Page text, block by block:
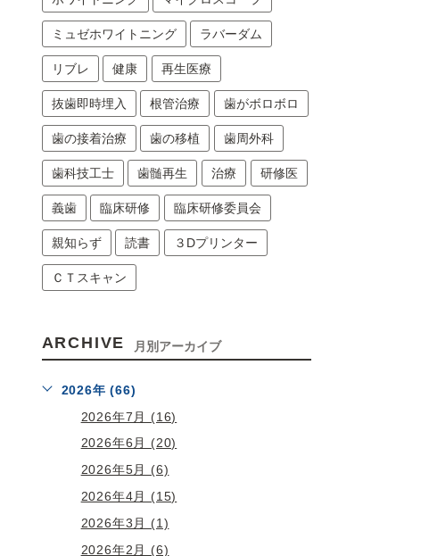
ミュゼホワイトニング ラバーダム
リブレ 健康 再生医療
抜歯即時埋入 根管治療 歯がボロボロ
歯の接着治療 歯の移植 歯周外科
歯科技工士 歯髄再生 治療 研修医
義歯 臨床研修 臨床研修委員会
親知らず 読書 ３Dプリンター
ＣＴスキャン
ARCHIVE 月別アーカイブ
2026年 (66)
2026年7月 (16)
2026年6月 (20)
2026年5月 (6)
2026年4月 (15)
2026年3月 (1)
2026年2月 (6)